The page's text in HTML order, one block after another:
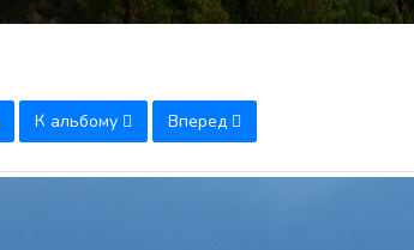
К альбому Вперед